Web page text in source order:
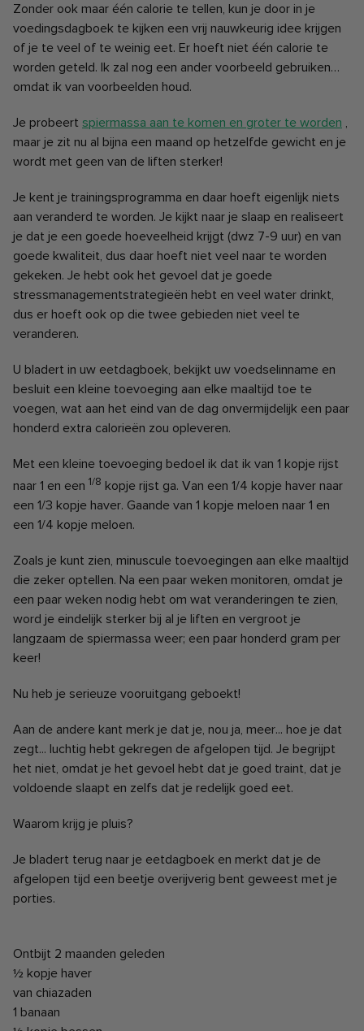
Zonder ook maar één calorie te tellen, kun je door in je
voedingsdagboek te kijken een vrij nauwkeurig idee krijgen
of je te veel of te weinig eet. Er hoeft niet één calorie te
worden geteld. Ik zal nog een ander voorbeeld gebruiken…
omdat ik van voorbeelden houd.
Je probeert spiermassa aan te komen en groter te worden ,
maar je zit nu al bijna een maand op hetzelfde gewicht en je
wordt met geen van de liften sterker!
Je kent je trainingsprogramma en daar hoeft eigenlijk niets
aan veranderd te worden. Je kijkt naar je slaap en realiseert
je dat je een goede hoeveelheid krijgt (dwz 7-9 uur) en van
goede kwaliteit, dus daar hoeft niet veel naar te worden
gekeken. Je hebt ook het gevoel dat je goede
stressmanagementstrategieën hebt en veel water drinkt,
dus er hoeft ook op die twee gebieden niet veel te
veranderen.
U bladert in uw eetdagboek, bekijkt uw voedselinname en
besluit een kleine toevoeging aan elke maaltijd toe te
voegen, wat aan het eind van de dag onvermijdelijk een paar
honderd extra calorieën zou opleveren.
Met een kleine toevoeging bedoel ik dat ik van 1 kopje rijst
naar 1 en een 1/8 kopje rijst ga. Van een 1/4 kopje haver naar
een 1/3 kopje haver. Gaande van 1 kopje meloen naar 1 en
een 1/4 kopje meloen.
Zoals je kunt zien, minuscule toevoegingen aan elke maaltijd
die zeker optellen. Na een paar weken monitoren, omdat je
een paar weken nodig hebt om wat veranderingen te zien,
word je eindelijk sterker bij al je liften en vergroot je
langzaam de spiermassa weer; een paar honderd gram per
keer!
Nu heb je serieuze vooruitgang geboekt!
Aan de andere kant merk je dat je, nou ja, meer... hoe je dat
zegt... luchtig hebt gekregen de afgelopen tijd. Je begrijpt
het niet, omdat je het gevoel hebt dat je goed traint, dat je
voldoende slaapt en zelfs dat je redelijk goed eet.
Waarom krijg je pluis?
Je bladert terug naar je eetdagboek en merkt dat je de
afgelopen tijd een beetje overijverig bent geweest met je
porties.
Ontbijt 2 maanden geleden
½ kopje haver
van chiazaden
1 banaan